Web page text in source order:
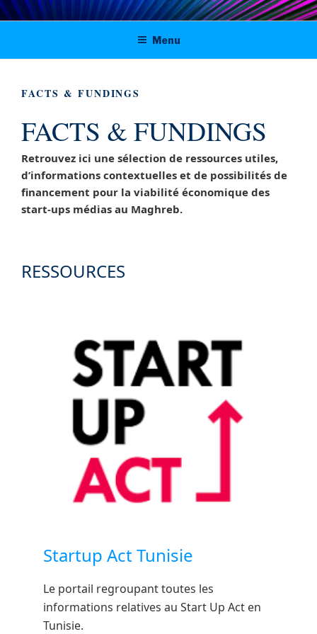
Aller
au
principal
Digital solutions for viable journalism
in Tunisia, Morocco and Algeria
Menu
FACTS & FUNDINGS
FACTS & FUNDINGS
Retrouvez ici une sélection de ressources utiles,
d’informations contextuelles et de possibilités de
financement pour la viabilité économique des
start-ups médias au Maghreb.
RESSOURCES
Startup Act Tunisie
Le portail regroupant toutes les
informations relatives au Start Up Act en
Tunisie.